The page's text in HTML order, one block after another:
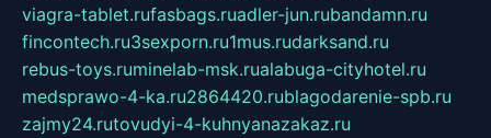
viagra-tablet.rufasbags.ruadler-jun.rubandamn.ru
fincontech.ru3sexporn.ru1mus.rudarksand.ru
rebus-toys.ruminelab-msk.rualabuga-cityhotel.ru
medsprawo-4-ka.ru2864420.rublagodarenie-spb.ru
zajmy24.rutovudyi-4-kuhnyanazakaz.ru